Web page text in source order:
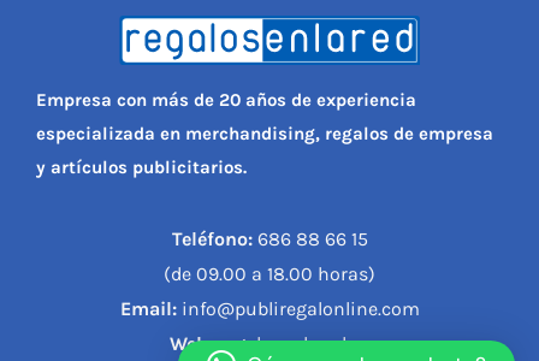
Empresa con más de 20 años de experiencia
especializada en merchandising, regalos de empresa
y artículos publicitarios.
Teléfono:686 88 66 15
(de 09.00 a 18.00 horas)
Email:info@publiregalonline.com
Web:regalosenlared.es